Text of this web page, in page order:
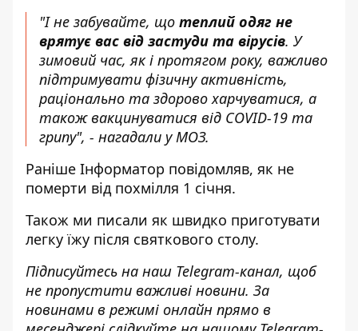
"І не забувайте, що теплий одяг не
врятує вас від застуди та вірусів. У
зимовий час, як і протягом року, важливо
підтримувати фізичну активність,
раціонально та здорово харчуватися, а
також вакцинуватися від COVID-19 та
грипу", - нагадали у МОЗ.
Раніше Інформатор повідомляв, як не
померти від похмілля 1 січня.
Також ми писали як швидко приготувати
легку їжу після святкового столу.
Підписуйтесь на наш Telegram-канал, щоб
не пропустити важливі новини. За
новинами в режимі онлайн прямо в